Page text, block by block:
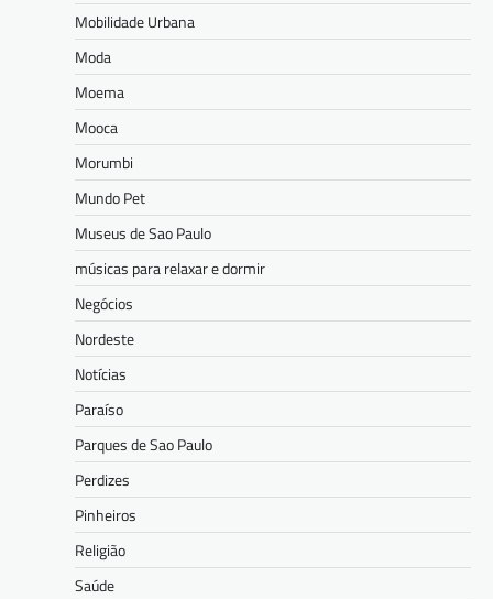
Mobilidade Urbana
Moda
Moema
Mooca
Morumbi
Mundo Pet
Museus de Sao Paulo
músicas para relaxar e dormir
Negócios
Nordeste
Notícias
Paraíso
Parques de Sao Paulo
Perdizes
Pinheiros
Religião
Saúde